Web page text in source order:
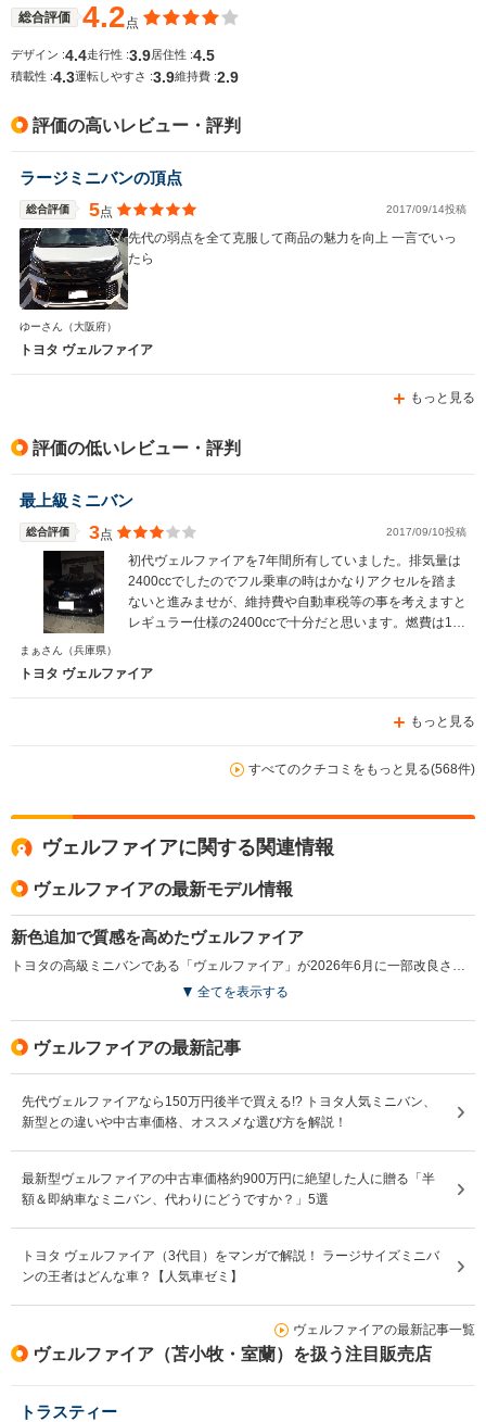
総合評価 4.2点
デザイン :4.4走行性 :3.9居住性 :4.5
積載性 :4.3運転しやすさ :3.9維持費 :2.9
評価の高いレビュー・評判
ラージミニバンの頂点
総合評価 5点 2017/09/14投稿
先代の弱点を全て克服して商品の魅力を向上 一言でいっ
たら
ゆーさん （大阪府）
トヨタ ヴェルファイア
もっと見る
評価の低いレビュー・評判
最上級ミニバン
総合評価 3点 2017/09/10投稿
初代ヴェルファイアを7年間所有していました。排気量は
2400ccでしたのでフル乗車の時はかなりアクセルを踏ま
ないと進みませが、維持費や自動車税等の事を考えますと
レギュラー仕様の2400ccで十分だと思います。燃費は10
エンジン音も静かで、コーナーセンサーが付いていたの
で、女性でも運転しやすい車です。タイヤサイズは235-
で、雪道を走られる方で18インチの方はスタットレスが
必須となります。9万6千キロで売却しましたが、下取り
金額が182万円で高額だった為現行モデル30系に乗り換え
まぁさん （兵庫県）
トヨタ ヴェルファイア
もっと見る
すべてのクチコミをもっと見る(568件)
ヴェルファイアに関する関連情報
ヴェルファイアの最新モデル情報
新色追加で質感を高めたヴェルファイア
トヨタの高級ミニバンである「ヴェルファイア」が2026年6月に一部改良された。エクステリアでは、新たにニュートラルブラックが全グレードに設定され、重厚感と引き締まった印象を強めた。インテリアでは「エグゼクティブ ラウンジ」グレードにおいて加飾をブロンズスパッタリングへ統一し、上質な空間演出へと変更。細部の見直しを通じて、モデル全体の質感向上が図られた。（2026.6）
全てを表示する
ヴェルファイアの最新記事
先代ヴェルファイアなら150万円後半で買える!? トヨタ人気ミニバン、
新型との違いや中古車価格、オススメな選び方を解説！
最新型ヴェルファイアの中古車価格約900万円に絶望した人に贈る「半
額＆即納車なミニバン、代わりにどうですか？」5選
トヨタ ヴェルファイア（3代目）をマンガで解説！ ラージサイズミニバ
ンの王者はどんな車？【人気車ゼミ】
ヴェルファイアの最新記事一覧
ヴェルファイア（苫小牧・室蘭）を扱う注目販売店
トラスティー